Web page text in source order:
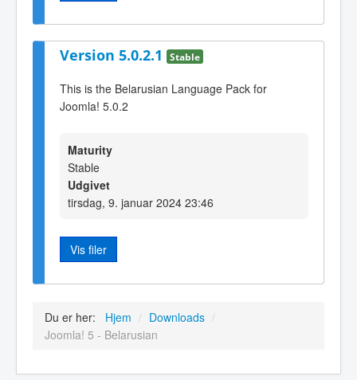
Version 5.0.2.1 Stable
This is the Belarusian Language Pack for
Joomla! 5.0.2
Maturity
Stable
Udgivet
tirsdag, 9. januar 2024 23:46
Vis filer
Du er her: Hjem / Downloads /
Joomla! 5 - Belarusian